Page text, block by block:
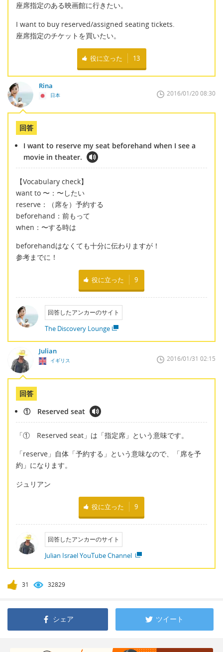
座席指定のある映画館に行きたい。
I want to buy reserved/assigned seating tickets.
座席指定のチケットを買いたい。
役に立った 13
Rina
日本 2016/01/20 08:30
回答
I want to reserve my seat beforehand when I see a
movie in theater.
【Vocabulary check】
want to 〜：〜したい
reserve：（席を）予約する
beforehand：前もって
when：〜する時は
beforehandはなくても十分に伝わりますが！
参考までに！
役に立った 9
回答したアンカーのサイト
The Discovery Lounge
Julian
イギリス 2016/01/31 02:15
回答
① Reserved seat
「① Reserved seat」は「指定席」という意味です。
「reserve」自体「予約する」という意味なので、「席を予
約」になります。
ジュリアン
役に立った 9
回答したアンカーのサイト
Julian Israel YouTube Channel
31 32829
シェア ツイート